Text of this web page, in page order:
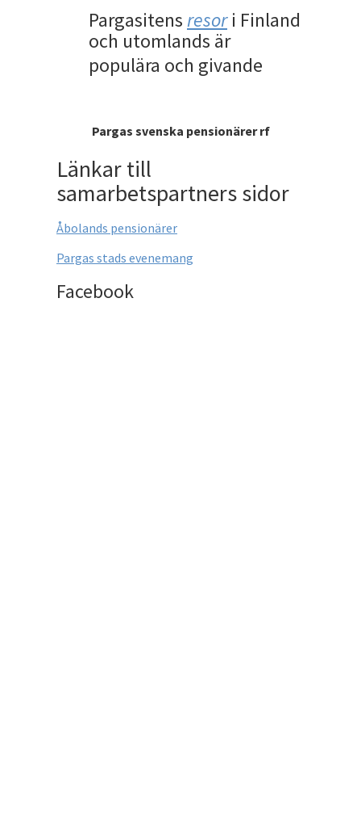
Pargasitensresori Finland
och utomlands är
populära och givande
Pargas svenska pensionärer rf
Länkar till
samarbetspartners sidor
Åbolands pensionärer
Pargas stads evenemang
Facebook